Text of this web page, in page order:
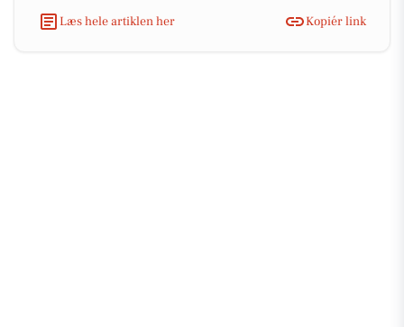
Læs hele artiklen her
Kopiér link